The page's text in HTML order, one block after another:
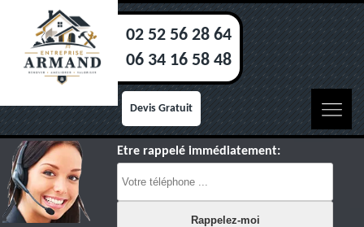
02 52 56 28 64
06 34 16 58 48
Devis Gratuit
Etre rappelé immédiatement: